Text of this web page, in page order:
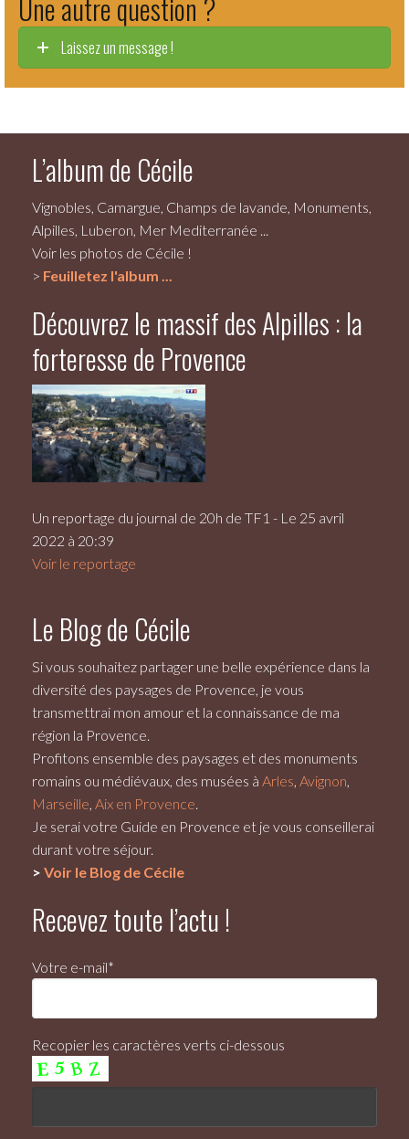
Une autre question ?
Laissez un message !
L’album de Cécile
Vignobles, Camargue, Champs de lavande, Monuments,
Alpilles, Luberon, Mer Mediterranée ...
Voir les photos de Cécile !
> Feuilletez l'album ...
Découvrez le massif des Alpilles : la
forteresse de Provence
Un reportage du journal de 20h de TF1 - Le 25 avril
2022 à 20:39
Voir le reportage
Le Blog de Cécile
Si vous souhaitez partager une belle expérience dans la
diversité des paysages de Provence, je vous
transmettrai mon amour et la connaissance de ma
région la Provence.
Profitons ensemble des paysages et des monuments
romains ou médiévaux, des musées à Arles Avignon
Marseille Aix en Provence
Je serai votre Guide en Provence et je vous conseillerai
durant votre séjour.
> Voir le Blog de Cécile
Recevez toute l’actu !
Votre e-mail*
Recopier les caractères verts ci-dessous